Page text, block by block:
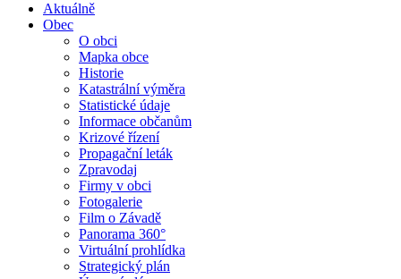
Aktuálně
Obec
O obci
Mapka obce
Historie
Katastrální výměra
Statistické údaje
Informace občanům
Krizové řízení
Propagační leták
Zpravodaj
Firmy v obci
Fotogalerie
Film o Závadě
Panorama 360°
Virtuální prohlídka
Strategický plán